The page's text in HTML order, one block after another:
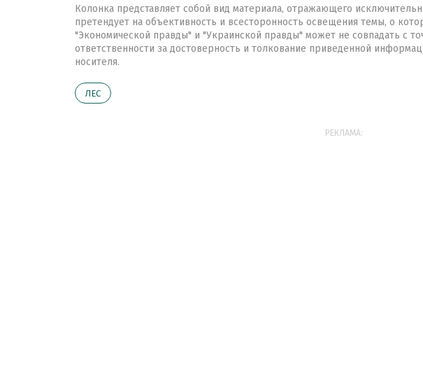
Колонка представляет собой вид материала, отражающего
претендует на объективность и всесторонность освещения темы, о
"Экономической правды" и "Украинской правды" может не совпадать с
ответственности за достоверность и толкование приведенной
носителя.
ЛЕС
РЕКЛАМА: